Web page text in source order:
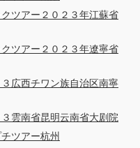
ツアー２０２３年江蘇省
ツアー２０２３年遼寧省
広西チワン族自治区南寧
雲南省昆明云南省大剧院
ツアー杭州